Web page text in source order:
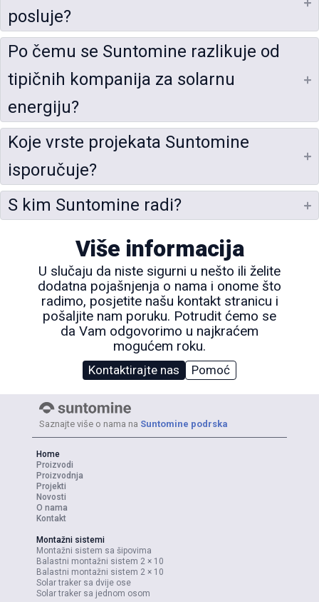
posluje?
Po čemu se Suntomine razlikuje od
tipičnih kompanija za solarnu
energiju?
Koje vrste projekata Suntomine
isporučuje?
S kim Suntomine radi?
Više informacija
U slučaju da niste sigurni u nešto ili želite
dodatna pojašnjenja o nama i onome što
radimo, posjetite našu kontakt stranicu i
pošaljite nam poruku. Potrudit ćemo se
da Vam odgovorimo u najkraćem
mogućem roku.
Kontaktirajte nas Pomoć
Saznajte više o nama na Suntomine podrska
Home
Proizvodi
Proizvodnja
Projekti
Novosti
O nama
Kontakt
Montažni sistemi
Montažni sistem sa šipovima
Balastni montažni sistem 2 × 10
Balastni montažni sistem 2 × 10
Solar traker sa dvije ose
Solar traker sa jednom osom